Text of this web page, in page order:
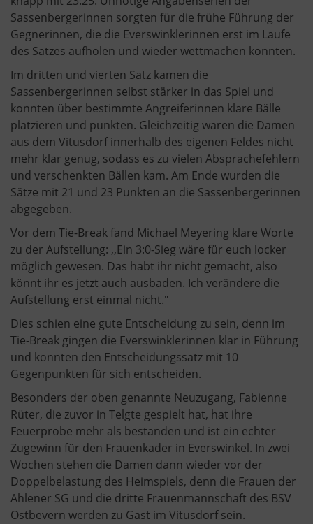
Sassenbergerinnen sorgten für die frühe Führung der
Gegnerinnen, die die Everswinklerinnen erst im Laufe
des Satzes aufholen und wieder wettmachen konnten.
Im dritten und vierten Satz kamen die
Sassenbergerinnen selbst stärker in das Spiel und
konnten über bestimmte Angreiferinnen klare Bälle
platzieren und punkten. Gleichzeitig waren die Damen
aus dem Vitusdorf innerhalb des eigenen Feldes nicht
mehr klar genug, sodass es zu vielen Absprachefehlern
und verschenkten Bällen kam. Am Ende wurden die
Sätze mit 21 und 23 Punkten an die Sassenbergerinnen
abgegeben.
Vor dem Tie-Break fand Michael Meyering klare Worte
zu der Aufstellung: ,,Ein 3:0-Sieg wäre für euch locker
möglich gewesen. Das habt ihr nicht gemacht, also
könnt ihr es jetzt auch ausbaden. Ich verändere die
Aufstellung erst einmal nicht."
Dies schien eine gute Entscheidung zu sein, denn im
Tie-Break gingen die Everswinklerinnen klar in Führung
und konnten den Entscheidungssatz mit 10
Gegenpunkten für sich entscheiden.
Besonders der oben genannte Neuzugang, Fabienne
Rüter, die zuvor in Telgte gespielt hat, hat ihre
Feuerprobe mehr als bestanden und ist ein echter
Zugewinn für den Frauenkader in Everswinkel. In zwei
Wochen stehen die Damen dann wieder vor der
Doppelbelastung des Heimspiels, denn die Frauen der
Ahlener SG und die dritte Frauenmannschaft des BSV
Ostbevern werden zu Gast im Vitusdorf sein.